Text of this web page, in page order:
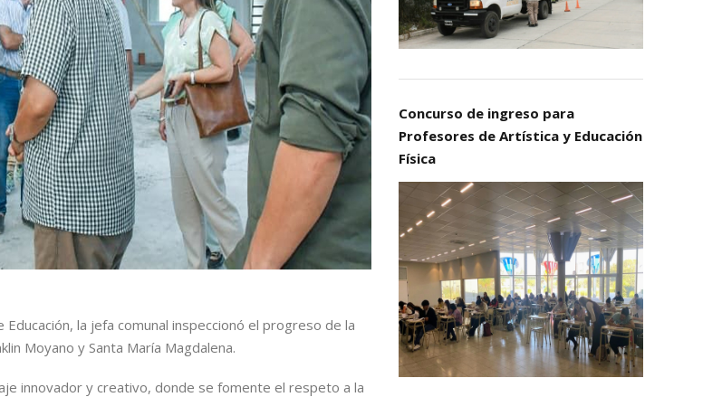
la jefa comunal inspeccionó el progreso de la
Moyano y Santa María Magdalena.
innovador y creativo, donde se fomente el respeto a la
Concurso de ingreso para
Profesores de Artística y Educación
Física